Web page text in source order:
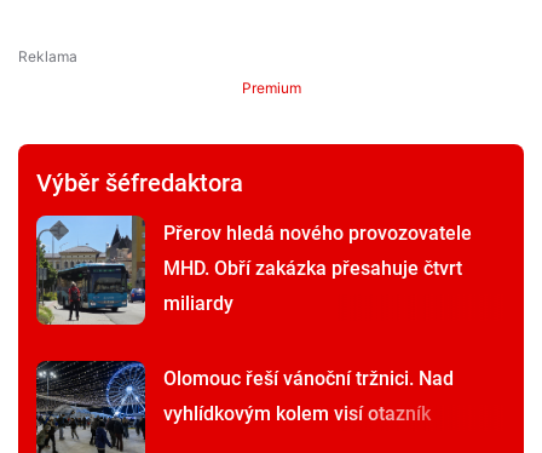
Premium
Výběr šéfredaktora
Přerov hledá nového provozovatele
MHD. Obří zakázka přesahuje čtvrt
miliardy
Olomouc řeší vánoční tržnici. Nad
vyhlídkovým kolem visí otazník